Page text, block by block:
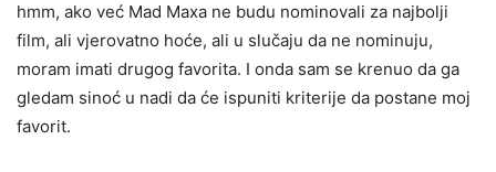
hmm, ako već Mad Maxa ne budu nominovali za najbolji
film, ali vjerovatno hoće, ali u slučaju da ne nominuju,
moram imati drugog favorita. I onda sam se krenuo da ga
gledam sinoć u nadi da će ispuniti kriterije da postane moj
favorit.